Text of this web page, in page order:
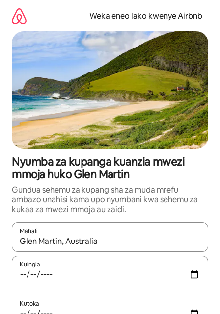
kwenda
kwenye
maudhui
Weka eneo lako kwenye Airbnb
Nyumba za kupanga kuanzia mwezi
mmoja huko Glen Martin
Gundua sehemu za kupangisha za muda mrefu
ambazo unahisi kama upo nyumbani kwa sehemu za
kukaa za mwezi mmoja au zaidi.
Mahali
Wakati matokeo yanapatikana, vinjari kwa kutumia vitufe vya
Kuingia
Kutoka